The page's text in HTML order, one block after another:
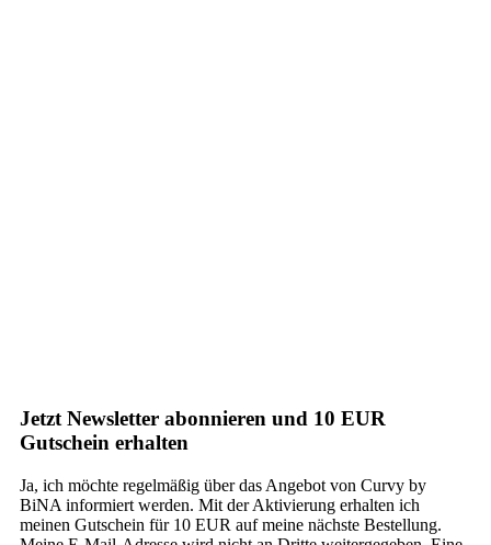
Jetzt Newsletter abonnieren und 10 EUR
Gutschein erhalten
Ja, ich möchte regelmäßig über das Angebot von Curvy by
BiNA informiert werden. Mit der Aktivierung erhalten ich
meinen Gutschein für 10 EUR auf meine nächste Bestellung.